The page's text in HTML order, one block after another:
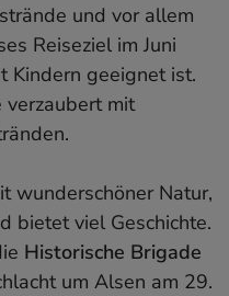
und vor allem
Reiseziel im Juni
Kindern geeignet ist.
verzaubert mit
wunderschöner Natur,
bietet viel Geschichte.
Historische Brigade
um Alsen am 29.